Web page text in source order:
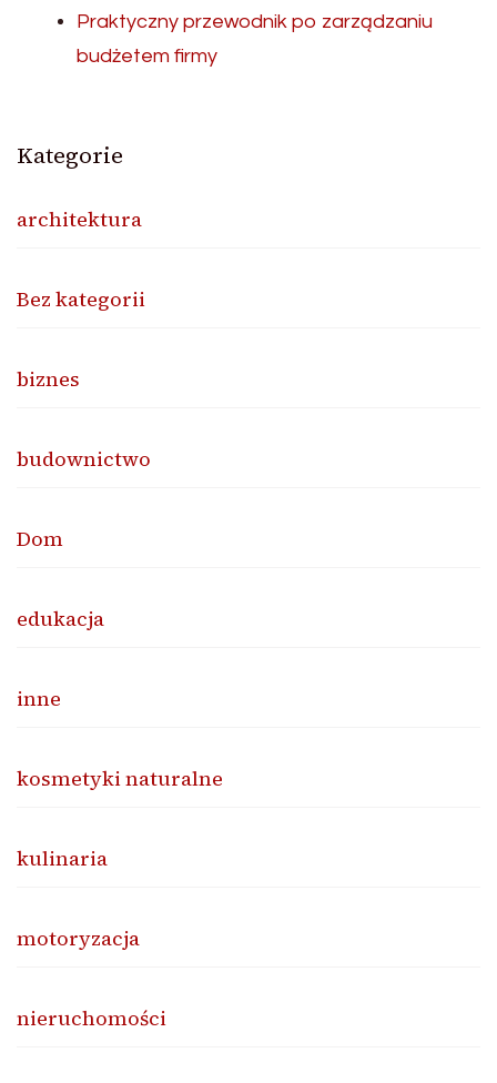
Praktyczny przewodnik po zarządzaniu
budżetem firmy
Kategorie
architektura
Bez kategorii
biznes
budownictwo
Dom
edukacja
inne
kosmetyki naturalne
kulinaria
motoryzacja
nieruchomości